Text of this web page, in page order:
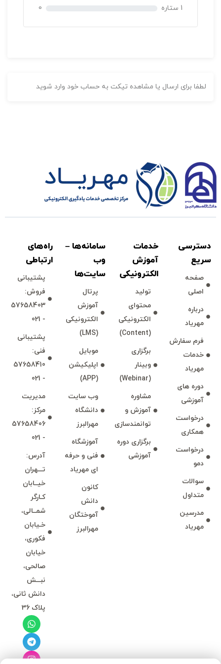
بدون
دوره برنامه نویسی پایتون – مقدماتی دوره آفلاین
بدون
امتیاز
رای
امیرحسین ساویزنائینی
مدت زمان دوره: 16 ساعت
1,200,000 تومان
1 ستاره
0
لطفا برای ارسال یا مشاهده تیکت به حساب خود وارد شوید
دسترسی
سريع
صفحه
اصلی
درباره
مهرياد
فرم سفارش
خدمات
مهرياد
دوره های
آموزشی
درخواست
همكاری
درخواست
دمو
سوالات
متداول
مدرسين
مهرياد
خدمات
آموزش
الكترونیكی
توليد
محتوای
الكترونیكی
(Content)
برگزاری
وبينار
(Webinar)
مشاوره
آموزش و
توانمند‌‌سازی
برگزاری دوره
آموزشی
سامانه‌ها –
وب
سايت‌ها
پرتال
آموزش
الكترونیكی
(LMS)
موبايل
اپليكيشن
(APP)
وب سايت
دانشگاه
مهرالبرز
آموزشگاه
فنی و حرفه
ای مهرياد
كانون
دانش
آموختگان
مهرالبرز
راه‌های
ارتباطی
پشتيبانی
فروش:
57658403
- 021
پشتيبانی
فنی:
57658410
- 021
مديريت
مركز:
57658406
- 021
آدرس:
تـــهران
خيــابان
كـارگر
شمــالی،
خـيابان
فكوری،
خيابان
صالحی،
نبـــش
دانش ثانی،
پلاک 36